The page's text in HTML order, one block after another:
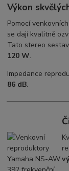
Výkon
Pomocí
se dají kvalitně
Tato stereo
120 W.
Impedance
86 dB.